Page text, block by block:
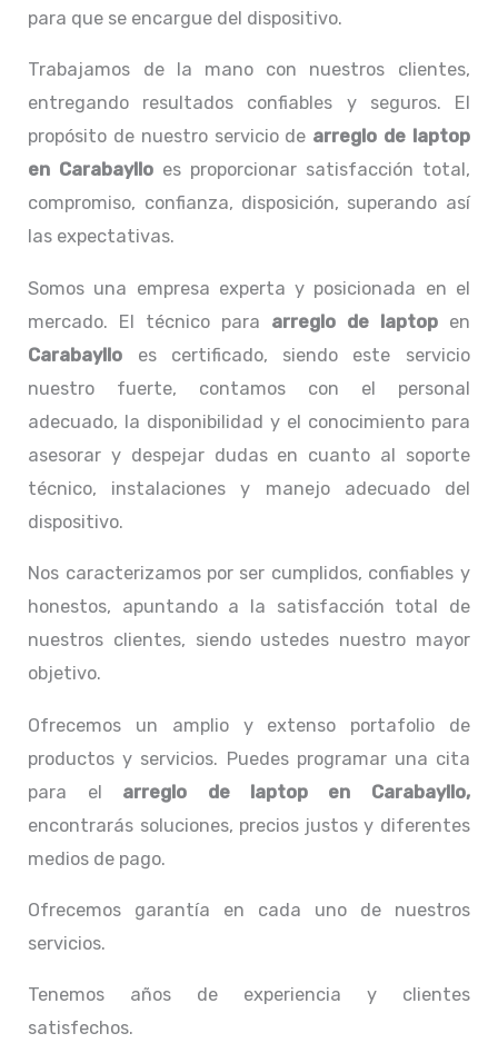
para que se encargue del dispositivo.
Trabajamos de la mano con nuestros clientes,
entregando resultados confiables y seguros. El
propósito de nuestro servicio de arreglo de laptop
en Carabayllo es proporcionar satisfacción total,
compromiso, confianza, disposición, superando así
las expectativas.
Somos una empresa experta y posicionada en el
mercado. El técnico para arreglo de laptop en
Carabayllo es certificado, siendo este servicio
nuestro fuerte, contamos con el personal
adecuado, la disponibilidad y el conocimiento para
asesorar y despejar dudas en cuanto al soporte
técnico, instalaciones y manejo adecuado del
dispositivo.
Nos caracterizamos por ser cumplidos, confiables y
honestos, apuntando a la satisfacción total de
nuestros clientes, siendo ustedes nuestro mayor
objetivo.
Ofrecemos un amplio y extenso portafolio de
productos y servicios. Puedes programar una cita
para el arreglo de laptop en Carabayllo,
encontrarás soluciones, precios justos y diferentes
medios de pago.
Ofrecemos garantía en cada uno de nuestros
servicios.
Tenemos años de experiencia y clientes
satisfechos.